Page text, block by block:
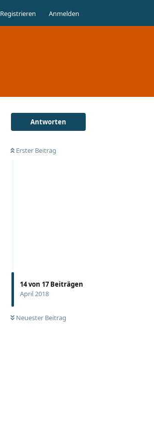
Registrieren Anmelden
Antworten
Erster Beitrag
14von 17 Beiträgen
April 2018
Neuester Beitrag